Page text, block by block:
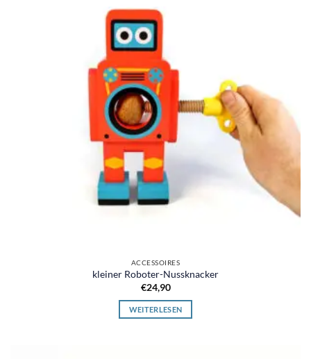
ACCESSOIRES
kleiner Roboter-Nussknacker
€24,90
WEITERLESEN